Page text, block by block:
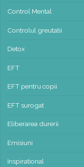
Control Mental
Controlul greutatii
Detox
EFT
EFT pentru copii
EFT surogat
Eliberarea durerii
Emisiuni
Inspirational